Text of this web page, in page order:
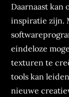
Daarnaast kan
inspiratie zijn.
eindeloze
texturen te
tools kan
nieuwe